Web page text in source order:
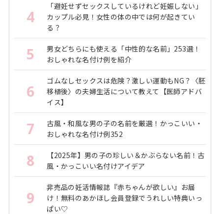
4
「避妊せずセックスしているけれど妊娠しない」
カップル必見！女性の体の中では何が起きてい
る？
5
男女どちらにも使える「中性的な名前」253選！
おしゃれな名付け例を紹介
6
ゴムなしセックスは危険？激しい運動もNG？〈胚
移植後〉の夫婦生活について教えて【医師アドバ
イス】
7
古風・和風な男の子の名前を厳選！かっこいい・
おしゃれな名付け例352
8
【2025年】男の子の珍しい＆かぶらない名前！古
風・かっこいい名付けアイデア
9
非売品の妊活情報誌『赤ちゃんが欲しい』お届
け！無料のあかほし会員登録でうれしい特典いっ
ぱい♡